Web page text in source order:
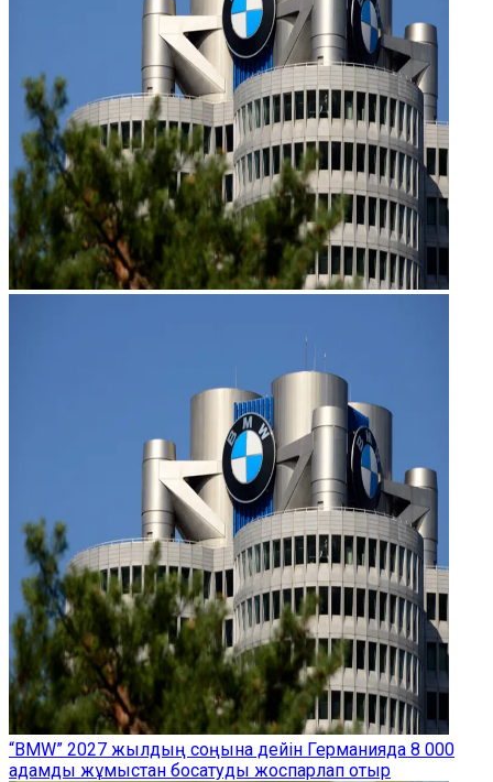
“BMW” 2027 жылдың соңына дейін Германияда 8 000
адамды жұмыстан босатуды жоспарлап отыр